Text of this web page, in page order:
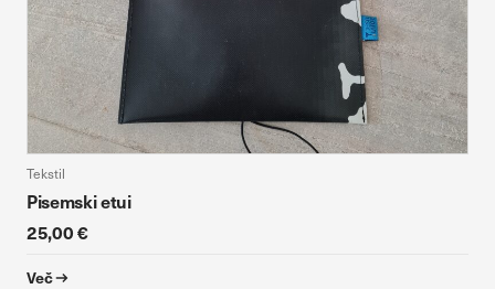
Tekstil
Pisemski etui
25,00 €
Več